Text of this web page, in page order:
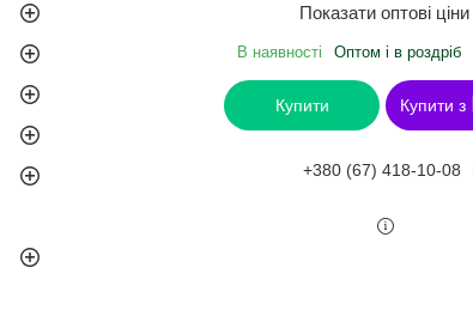
Показати оптові ціни
В наявності Оптом і в роздріб
Купити Купити з
+380 (67) 418-10-08